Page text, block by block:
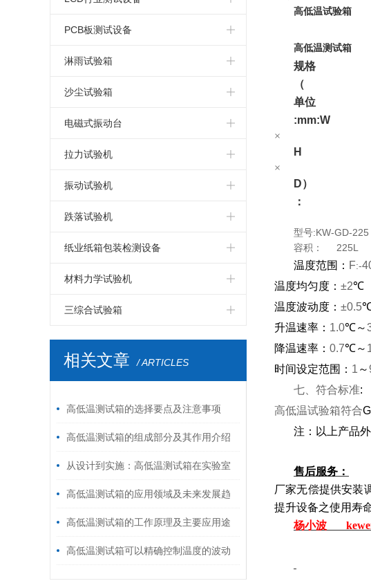
蒸汽老化试验箱
换气老化试验箱
高温老化箱
真空干燥箱
电热恒温干燥箱
高温马弗炉
可程式盐水喷雾试验机
LED高低温湿热试验箱
LED高低温湿热老化试验箱
LED恒温恒湿试验箱
LED高低温冷热冲击试验箱
LED高低温冲击试验箱
LED高温老化箱
LED紫外光老化试验箱
LED步入式恒温恒湿试验室
LED高温老化房
LED跌落试验机
LCD高低温试验箱
LCD高低温湿热试验箱
LCD湿热老化试验箱
LCD恒温恒湿试验箱
LCD冷热冲击试验箱
LCD高低温冲击试验箱
LCD高温老化箱
LCD紫外光老化试验箱
LCD步入式恒温恒湿试验室
LCD高温老化房
LCD包装运输振动台
PCB板测试设备
PCB高低温测试箱
PCB电路板湿热老化试验箱
PCB板恒温恒湿试验箱
PCB板冷热冲击试验箱
电路板高低温冲击试验箱
PCB电路板高温老化箱
电路板紫外光老化试验箱
PCB板步入式恒温恒湿试验室
PCB电路板高温老化房
PCB电路板鼓风干燥箱
淋雨试验箱
淋雨试验箱
沙尘试验箱
沙尘试验箱
电磁式振动台
电磁振动台
电磁吸合式振动台
垂直水平振动试验机
电脑式电磁振动台
四度空间一体振动台
六度空间一体振动台
拉力试验机
桌上型拉力试验机
微电脑拉力试验机
电脑式拉力试验机
伺服控制拉力试验机
高低温拉力试验机
振动试验机
模拟运输振动试验台
机械振动试验机
电磁式扫频振动台
跌落试验机
单臂跌落试验机
双臂跌落试验机
自由跌落试验机
纸业纸箱包装检测设备
纸箱抗压试验机
破裂强度试验机
环压强度试验机
跌落试验机
油墨脱色试验机
材料力学试验机
鞋材检测试验机
线材弯折试验机
插拔力试验机
按键寿命试验机
三综合试验箱
温湿度振动三综合试验箱
相关文章 / ARTICLES
高低温测试箱的选择要点及注意事项
高低温测试箱的组成部分及其作用介绍
从设计到实施：高低温测试箱在实验室
中的优化布局
高低温测试箱的应用领域及未来发展趋
势分析
高低温测试箱的工作原理及主要应用途
径 高低温测试箱可以精确控制温度的波动
高低温试验箱
高低温测试箱
规格
（
单位
:mm:W
×
H
×
D）
：
型号:KW-GD-225
容积：
225L
温度范围： F:-
温度均匀度： ±2℃
温度波动度： ±0.5
升温速率： 1.0℃～
降温速率： 0.7℃～
时间设定范围： 1 ～
七、符合标准:
高低温试验箱符合
注：以上产品
售后服务：
厂家无偿提供安装
提升设备之使用寿
杨小波